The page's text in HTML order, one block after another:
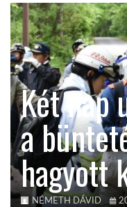
LATIN-AMERIKA
KÖZEL-KELET
AUSZTRÁLIA
A VILÁG ITTHON
Két nap
a
hagyott
NÉMETH DÁVID